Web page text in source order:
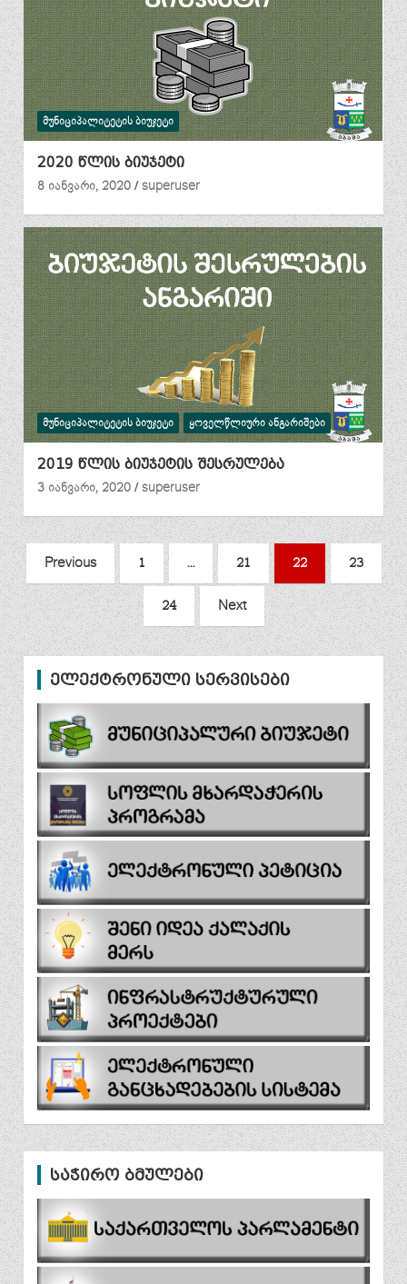
ᲛᲣᲜᲘᲪᲘᲞᲐᲚᲘᲢᲔᲢᲘᲡ ᲑᲘᲣᲯᲔᲢᲘ
2020 წლის ბიუჯეტი
8 იანვარი, 2020
superuser
ᲛᲣᲜᲘᲪᲘᲞᲐᲚᲘᲢᲔᲢᲘᲡ ᲑᲘᲣᲯᲔᲢᲘ ᲧᲝᲕᲔᲚᲬᲚᲘᲣᲠᲘ ᲐᲜᲒᲐᲠᲘᲨᲔᲑᲘ
2019 წლის ბიუჯეტის შესრულება
3 იანვარი, 2020
superuser
ჩანაწერების
გვერდებათ
დაშლა
Previous 1 … 21 22 23
24 Next
ელექტრონული სერვისები
საჭირო ბმულები